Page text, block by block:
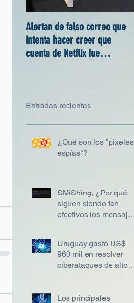
Alertan de falso correo que
intenta hacer creer que
cuenta de Netflix fue
Entradas recientes
¿Qué son los "pixeles
espías"?
SMiShing, ¿Por qué
siguen siendo tan
efectivos los mensajes
Uruguay gastó US$
960 mil en resolver
ciberataques de alto
Los principales